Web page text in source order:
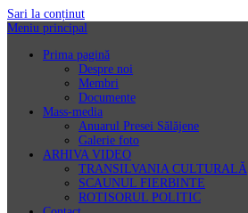
Sari la conținut
Meniu principal
Prima pagină
Despre noi
Membri
Documente
Mass-media
Anuarul Presei Sălăjene
Galerie foto
ARHIVA VIDEO
TRANSILVANIA CULTURALĂ
SCAUNUL FIERBINTE
ROTISORUL POLITIC